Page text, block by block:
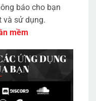
báo cho bạn
và sử dụng.
mềm